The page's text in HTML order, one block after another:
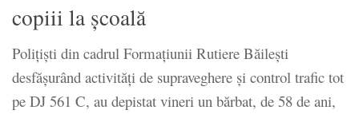
copiii la școală
Poliţişti din cadrul Formaţiunii Rutiere Băileşti
desfăşurând activităţi de supraveghere şi control trafic tot
pe DJ 561 C, au depistat vineri un bărbat, de 58 de ani,